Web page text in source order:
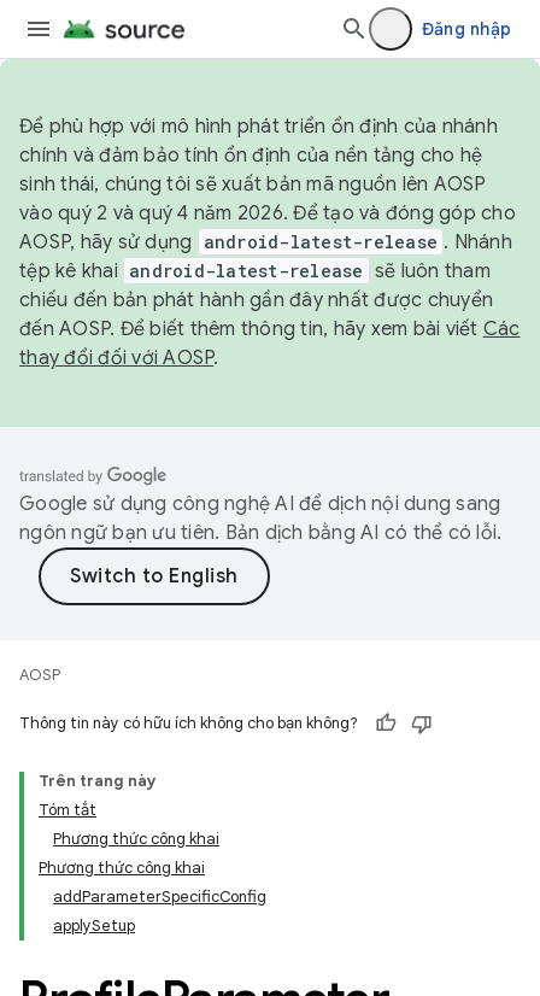
Đăng nhập
Để phù hợp với mô hình phát triển ổn định của nhánh
chính và đảm bảo tính ổn định của nền tảng cho hệ
sinh thái, chúng tôi sẽ xuất bản mã nguồn lên AOSP
vào quý 2 và quý 4 năm 2026. Để tạo và đóng góp cho
AOSP, hãy sử dụng
android-latest-release . Nhánh
tệp kê khai android-latest-release sẽ luôn tham
chiếu đến bản phát hành gần đây nhất được chuyển
đến AOSP. Để biết thêm thông tin, hãy xem bài viết Các
thay đổi đối với AOSP.
Google sử dụng công nghệ AI để dịch nội dung sang
ngôn ngữ bạn ưu tiên. Bản dịch bằng AI có thể có lỗi.
AOSP
Thông tin này có hữu ích không cho bạn không?
Trên trang này
Tóm tắt
Phương thức công khai
Phương thức công khai
addParameterSpecificConfig
applySetup